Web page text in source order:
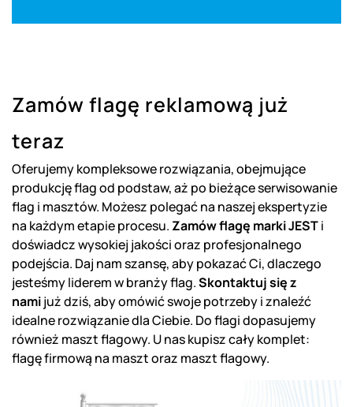
Zamów flagę reklamową już
teraz
Oferujemy kompleksowe rozwiązania, obejmujące
produkcję flag od podstaw, aż po bieżąceserwisowanie
flag i masztów. Możesz polegać na naszej ekspertyzie
na każdym etapie procesu. Zamów flagę marki JESTi
doświadcz wysokiej jakości oraz profesjonalnego
podejścia. Daj nam szansę, aby pokazać Ci, dlaczego
jesteśmy liderem w branży flag.Skontaktuj się z
namijuż dziś, aby omówić swoje potrzeby i znaleźć
idealne rozwiązanie dla Ciebie. Do flagi dopasujemy
również maszt flagowy. U nas kupisz cały komplet:
flagę firmową na maszt oraz maszt flagowy.